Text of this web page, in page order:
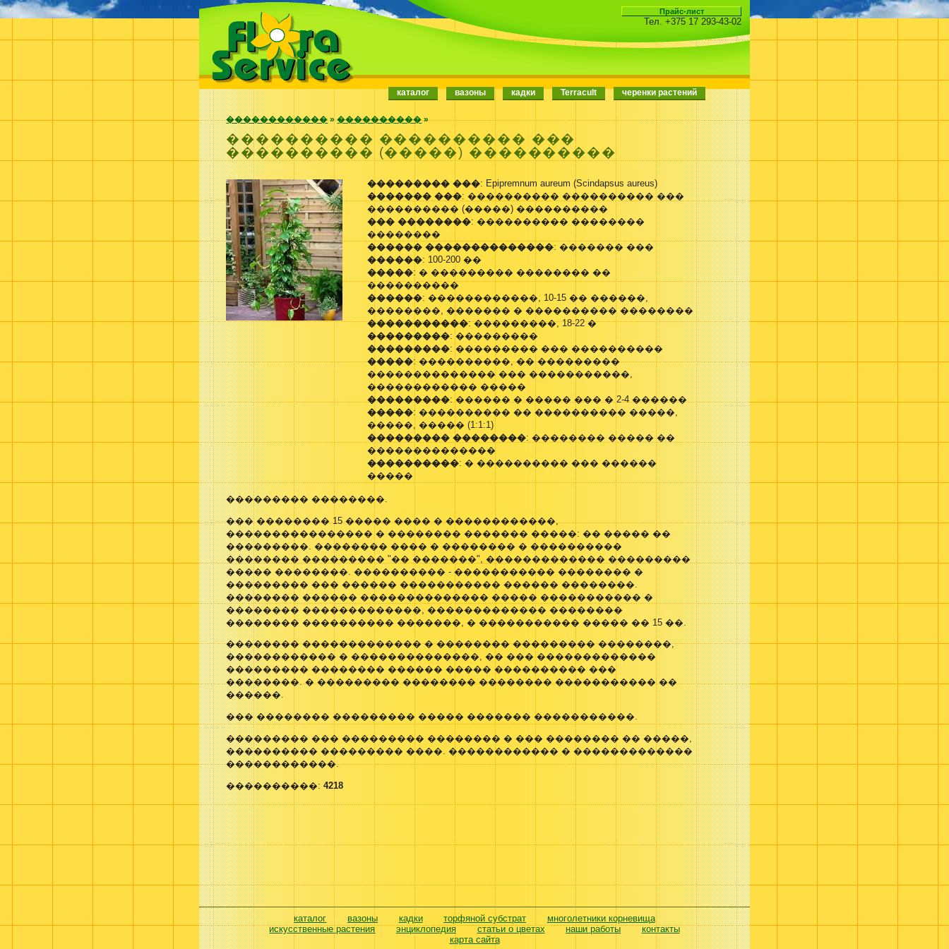
Тел. +375 17 293-43-02
каталог вазоны кадки Terracult черенки растений
������������»����������»
���������� ���������� ���
���������� (�����) ����������
��������� ���: Epipremnum aureum (Scindapsus aureus)
������� ���: ���������� ���������� ���
���������� (�����) ����������
��� ��������: ���������� ��������
��������
������ ��������������: ������� ���
������: 100-200 ��
�����: � ��������� �������� ��
����������
������: ������������, 10-15 �� ������,
��������, ������� � ���������� ��������
�����������: ���������, 18-22 �
���������: ���������
���������: ��������� ��� ����������
�����: ����������, �� ���������
�������������� ��� �����������,
������������ �����
���������: ������ � ����� ��� � 2-4 ������
�����: ���������� �� ���������� �����,
�����, ����� (1:1:1)
��������� ��������: �������� ����� ��
��������������
����������: � ���������� ��� ������
�����
��������� ��������.
��� �������� 15 ����� ���� � ������������,
���������������� � �������� ������� �����: �� ����� ��
���������. �������� ���� � �������� � ����������
�������� ��������� "�� �������", ������������� ���������
����� ��������. ���������� - ����������� �������� �
��������� ��� ������ ����������� ������ ��������.
�������� ������ �������������� ����� ����������� �
�������� �������������, ������������� ��������
�������� ���������� �������, � ����������� ����� �� 15 ��.
�������� ������������� � �������� ��������� ��������,
������������ � ��������������, �� ��� �������������
��������� �������� ������ ����� ���������� ���
��������. � ��������� �������� �������� ����������� ��
������.
��� �������� ��������� ����� ������� �����������.
��������� ��� ��������� �������� � ��� �������� �� �����,
���������� ��������� ����. ������������ � �������������
������������.
����������:4218
каталог вазоны кадки торфяной субстрат
многолетники корневища
искусственные растения
энциклопедия статьи о цветах наши работы
контакты
карта сайта